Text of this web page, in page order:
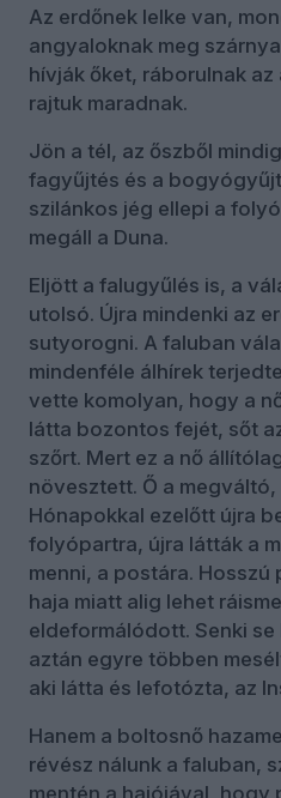
Az erdőnek lelke van,
angyaloknak meg
hívják őket, ráborulnak
rajtuk maradnak.
Jön a tél, az őszből
fagyűjtés és a
szilánkos jég ellepi a
megáll a Duna.
Eljött a falugyűlés is, a
utolsó. Újra mindenki az
sutyorogni. A faluban
mindenféle álhírek
vette komolyan, hogy a
látta bozontos fejét, sőt
szőrt. Mert ez a nő
növesztett. Ő a
Hónapokkal ezelőtt újra
folyópartra, újra látták a
menni, a postára. Hosszú
haja miatt alig lehet
eldeformálódott. Senki
aztán egyre többen
aki látta és lefotózta, az
Hanem a boltosnő
révész nálunk a faluban,